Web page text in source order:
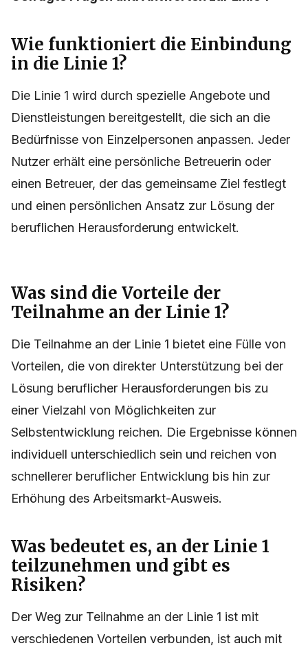
Wie funktioniert die Einbindung
in die Linie 1?
Die Linie 1 wird durch spezielle Angebote und
Dienstleistungen bereitgestellt, die sich an die
Bedürfnisse von Einzelpersonen anpassen. Jeder
Nutzer erhält eine persönliche Betreuerin oder
einen Betreuer, der das gemeinsame Ziel festlegt
und einen persönlichen Ansatz zur Lösung der
beruflichen Herausforderung entwickelt.
Was sind die Vorteile der
Teilnahme an der Linie 1?
Die Teilnahme an der Linie 1 bietet eine Fülle von
Vorteilen, die von direkter Unterstützung bei der
Lösung beruflicher Herausforderungen bis zu
einer Vielzahl von Möglichkeiten zur
Selbstentwicklung reichen. Die Ergebnisse können
individuell unterschiedlich sein und reichen von
schnellerer beruflicher Entwicklung bis hin zur
Erhöhung des Arbeitsmarkt-Ausweis.
Was bedeutet es, an der Linie 1
teilzunehmen und gibt es
Risiken?
Der Weg zur Teilnahme an der Linie 1 ist mit
verschiedenen Vorteilen verbunden, ist auch mit